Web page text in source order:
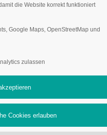
die Website korrekt funktioniert
Google Maps, OpenStreetMap und
zulassen